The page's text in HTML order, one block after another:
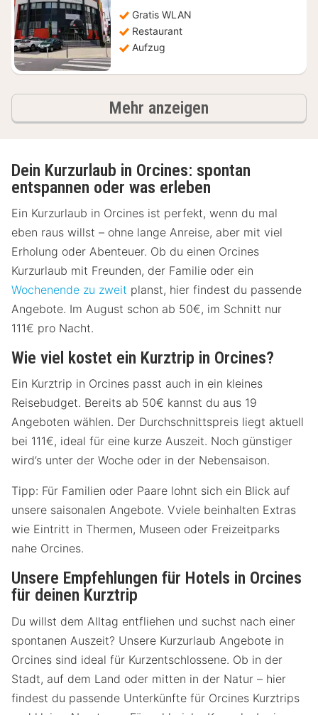
Gratis WLAN
Restaurant
Aufzug
Mehr anzeigen
Dein Kurzurlaub in Orcines: spontan
entspannen oder was erleben
Ein Kurzurlaub in Orcines ist perfekt, wenn du mal
eben raus willst – ohne lange Anreise, aber mit viel
Erholung oder Abenteuer. Ob du einen Orcines
Kurzurlaub mit Freunden, der Familie oder ein
Wochenende zu zweit planst, hier findest du passende
Angebote. Im August schon ab 50€, im Schnitt nur
111€ pro Nacht.
Wie viel kostet ein Kurztrip in Orcines?
Ein Kurztrip in Orcines passt auch in ein kleines
Reisebudget. Bereits ab 50€ kannst du aus 19
Angeboten wählen. Der Durchschnittspreis liegt aktuell
bei 111€, ideal für eine kurze Auszeit. Noch günstiger
wird’s unter der Woche oder in der Nebensaison.
Tipp: Für Familien oder Paare lohnt sich ein Blick auf
unsere saisonalen Angebote. Vviele beinhalten Extras
wie Eintritt in Thermen, Museen oder Freizeitparks
nahe Orcines.
Unsere Empfehlungen für Hotels in Orcines
für deinen Kurztrip
Du willst dem Alltag entfliehen und suchst nach einer
spontanen Auszeit? Unsere Kurzurlaub Angebote in
Orcines sind ideal für Kurzentschlossene. Ob in der
Stadt, auf dem Land oder mitten in der Natur – hier
findest du passende Unterkünfte für Orcines Kurztrips